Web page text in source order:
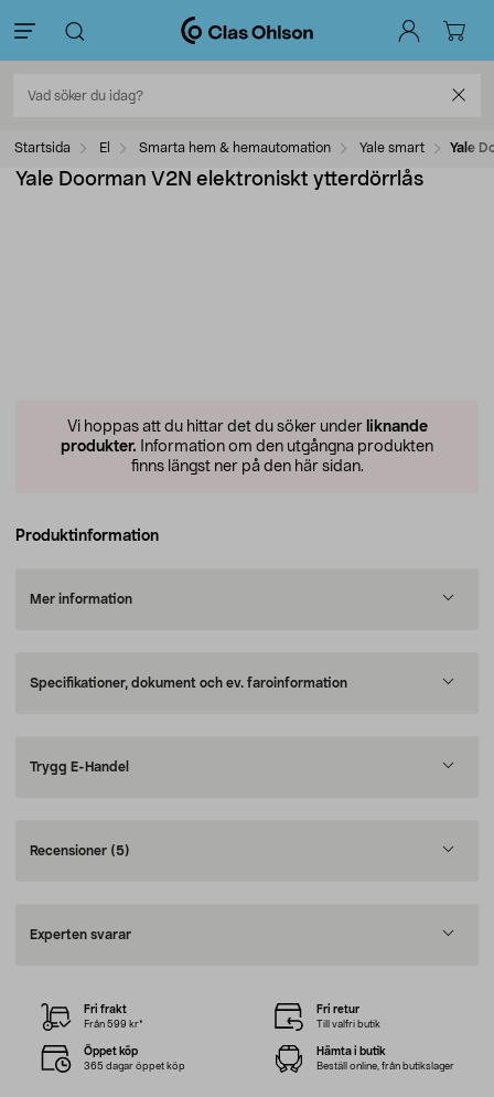
Startsida El Smarta hem & hemautomation Yale smart Yale
Yale Doorman V2N elektroniskt ytterdörrlås
Vi hoppas att du hittar det du söker under liknande
produkter. Information om den utgångna produkten
finns längst ner på den här sidan.
Produktinformation
Mer information
Specifikationer, dokument och ev. faroinformation
Trygg E-Handel
Recensioner (5)
Experten svarar
Fri frakt
Från 599 kr*
Fri retur
Till valfri butik
Öppet köp
365 dagar öppet köp
Hämta i butik
Beställ online, från butikslager